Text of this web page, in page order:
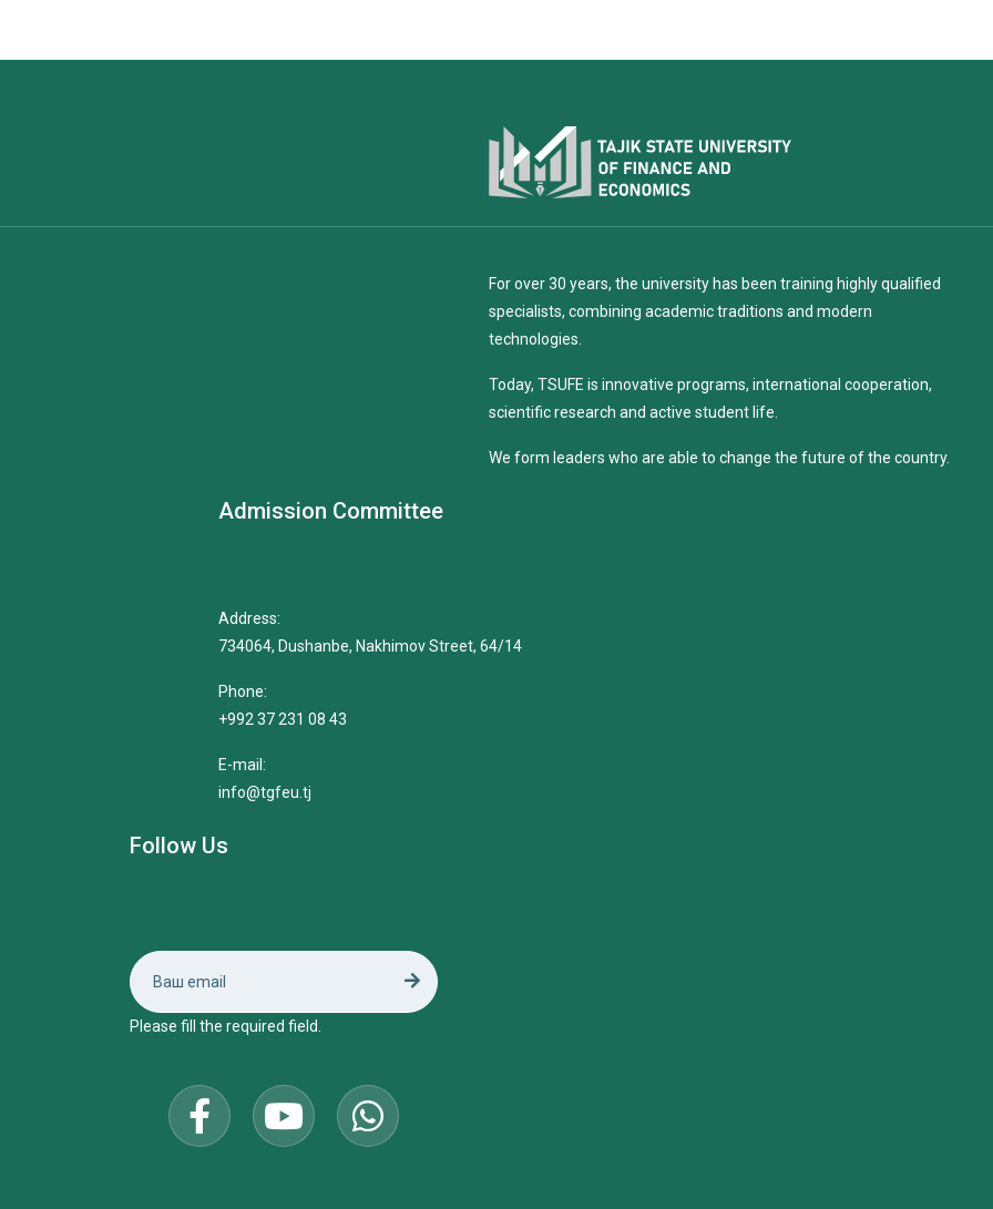
For over 30 years, the university has been training highly qualified
specialists, combining academic traditions and modern
technologies.
Today, TSUFE is innovative programs, international cooperation,
scientific research and active student life.
We form leaders who are able to change the future of the country.
Admission Committee
Address:
734064, Dushanbe, Nakhimov Street, 64/14
Phone:
+992 37 231 08 43
E-mail:
info@tgfeu.tj
Follow Us
Please fill the required field.